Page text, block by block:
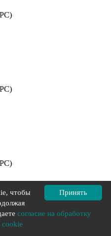
Принять
чтобы
согласие на обработку
cookie